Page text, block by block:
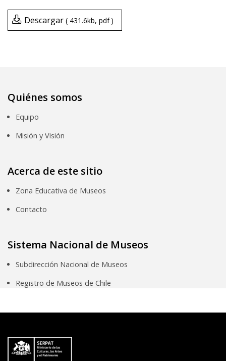
Descargar 431.6kb pdf
Quiénes somos
Equipo
Misión y Visión
Acerca de este sitio
Zona Educativa de Museos
Contacto
Sistema Nacional de Museos
Subdirección Nacional de Museos
Registro de Museos de Chile